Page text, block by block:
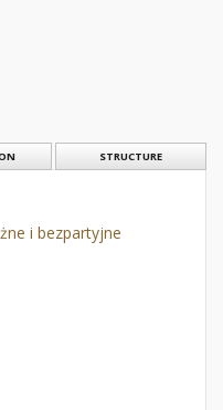
STRUCTURE
i bezpartyjne